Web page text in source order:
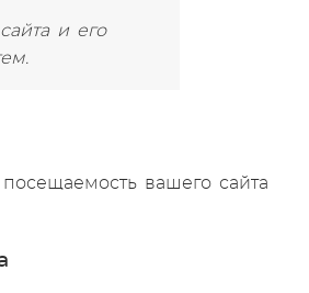
и его
вашего сайта